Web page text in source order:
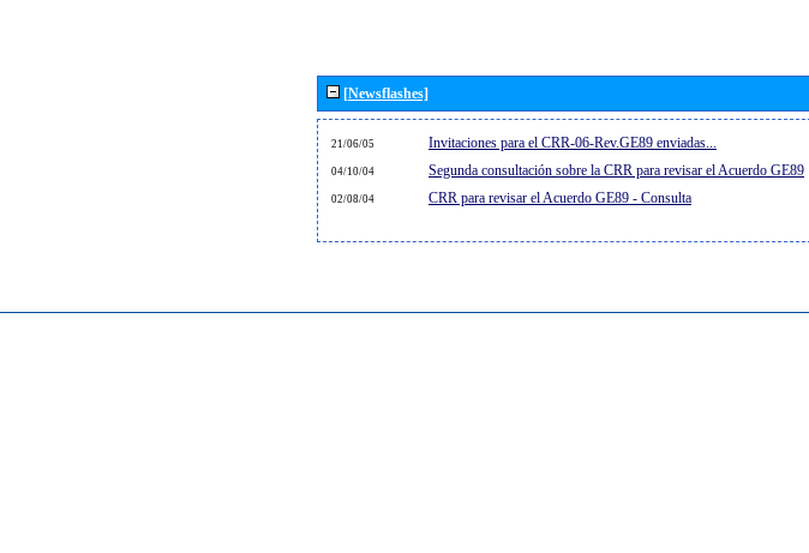
[Newsflashes]
21/06/05 Invitaciones para el CRR-06-Rev.GE89 enviadas...
04/10/04 Segunda consultación sobre la CRR para revisar el Acuerdo GE89
02/08/04 CRR para revisar el Acuerdo GE89 - Consulta